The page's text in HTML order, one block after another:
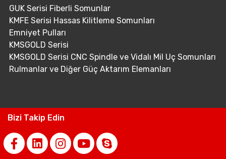
GUK Serisi Fiberli Somunlar
KMFE Serisi Hassas Kilitleme Somunları
Emniyet Pulları
KMSGOLD Serisi
KMSGOLD Serisi CNC Spindle ve Vidalı Mil Uç Somunları
Rulmanlar ve Diğer Güç Aktarım Elemanları
Bizi Takip Edin